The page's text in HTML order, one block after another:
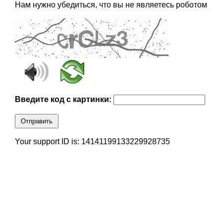
Нам нужно убедиться, что вы не являетесь роботом
Введите код с картинки:
Отправить
Your support ID is: 14141199133229928735